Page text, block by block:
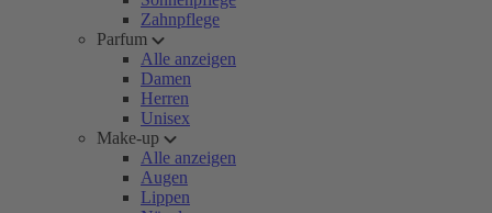
Zahnpflege
Parfum
Alle anzeigen
Damen
Herren
Unisex
Make-up
Alle anzeigen
Augen
Lippen